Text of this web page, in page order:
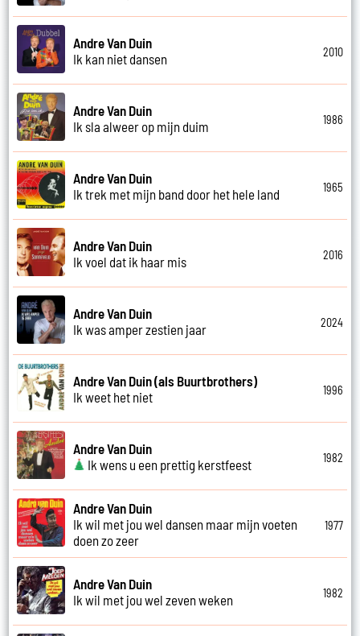
Andre Van Duin
Ik kan niet dansen
2010
Andre Van Duin
Ik sla alweer op mijn duim
1986
Andre Van Duin
Ik trek met mijn band door het hele land
1965
Andre Van Duin
Ik voel dat ik haar mis
2016
Andre Van Duin
Ik was amper zestien jaar
2024
Andre Van Duin (als Buurtbrothers)
Ik weet het niet
1996
Andre Van Duin
Ik wens u een prettig kerstfeest
1982
Andre Van Duin
Ik wil met jou wel dansen maar mijn voeten
doen zo zeer
1977
Andre Van Duin
Ik wil met jou wel zeven weken
1982